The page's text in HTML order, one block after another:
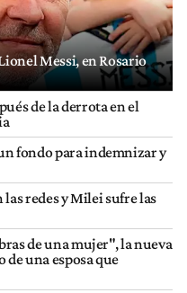
Messi, en Rosario
de la derrota en el
fondo para indemnizar y
redes y Milei sufre las
de una mujer", la nueva
de una esposa que